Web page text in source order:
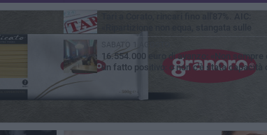
GIOVEDÌ 6 AGOSTO
imprese»
16.554.000 euro di avanzo: «Non sempre è
un fatto positivo: o non c'è stata capacità di
spesa o le entrate sono state troppo alte»